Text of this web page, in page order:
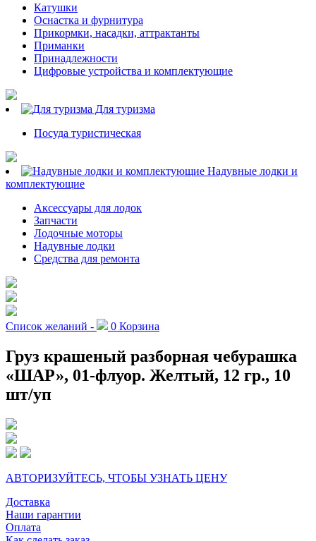
Катушки
Оснастка и фурнитура
Прикормки, насадки, аттрактанты
Приманки
Принадлежности
Цифровые устройства и комплектующие
Для туризма
Посуда туристическая
Надувные лодки и
комплектующие
Аксессуары для лодок
Запчасти
Лодочные моторы
Надувные лодки
Средства для ремонта
Список желаний - 0 Корзина
Груз крашеный разборная чебурашка
«ШАР», 01-флуор. Желтый, 12 гр., 10
шт/уп
АВТОРИЗУЙТЕСЬ, ЧТОБЫ УЗНАТЬ ЦЕНУ
Доставка
Наши гарантии
Оплата